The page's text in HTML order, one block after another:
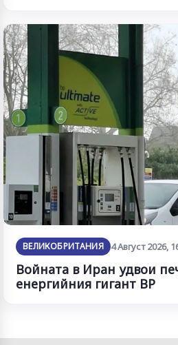
ВЕЛИКОБРИТАНИЯ 4 Август 2026,
Войната в Иран удвои
енергийния гигант BP